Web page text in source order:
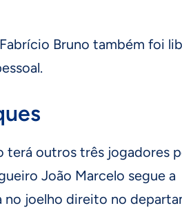
Bruno também foi
terá outros três jogadores
João Marcelo segue a
no joelho direito no